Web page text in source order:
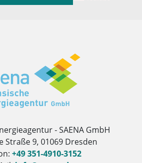
- SAENA GmbH
Straße 9, 01069 Dresden
+49 351-4910-3152